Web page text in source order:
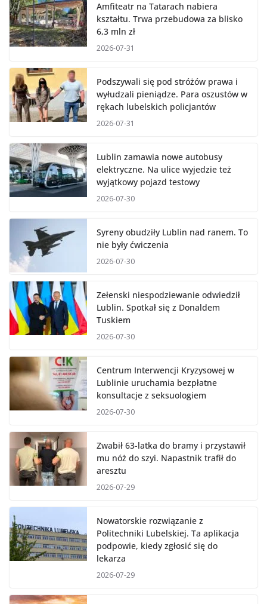
Amfiteatr na Tatarach nabiera
kształtu. Trwa przebudowa za blisko
6,3 mln zł
2026-07-31
Podszywali się pod stróżów prawa i
wyłudzali pieniądze. Para oszustów w
rękach lubelskich policjantów
2026-07-31
Lublin zamawia nowe autobusy
elektryczne. Na ulice wyjedzie też
wyjątkowy pojazd testowy
2026-07-30
Syreny obudziły Lublin nad ranem. To
nie były ćwiczenia
2026-07-30
Zełenski niespodziewanie odwiedził
Lublin. Spotkał się z Donaldem
Tuskiem
2026-07-30
Centrum Interwencji Kryzysowej w
Lublinie uruchamia bezpłatne
konsultacje z seksuologiem
2026-07-30
Zwabił 63-latka do bramy i przystawił
mu nóż do szyi. Napastnik trafił do
aresztu
2026-07-29
Nowatorskie rozwiązanie z
Politechniki Lubelskiej. Ta aplikacja
podpowie, kiedy zgłosić się do
lekarza
2026-07-29